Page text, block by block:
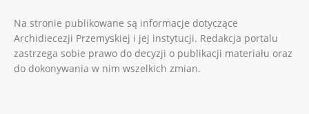
Na stronie publikowane są informacje dotyczące
Archidiecezji Przemyskiej i jej instytucji. Redakcja portalu
zastrzega sobie prawo do decyzji o publikacji materiału oraz
do dokonywania w nim wszelkich zmian.